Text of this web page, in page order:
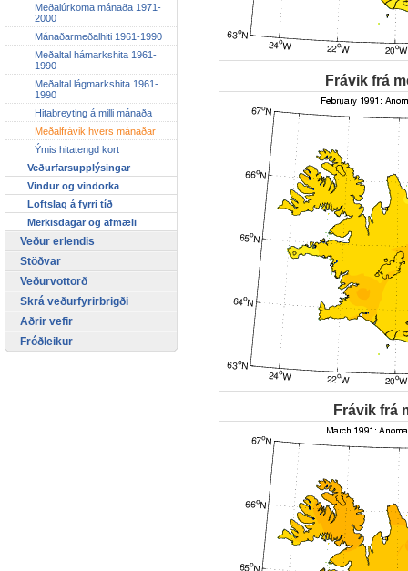
Frávik frá
Frávik frá
Meðalúrkoma mánaða 1971-
2000
Mánaðarmeðalhiti 1961-1990
Meðaltal hámarkshita 1961-
1990
Meðaltal lágmarkshita 1961-
1990
Hitabreyting á milli mánaða
Meðalfrávik hvers mánaðar
Ýmis hitatengd kort
Veðurfarsupplýsingar
Vindur og vindorka
Loftslag á fyrri tíð
Merkisdagar og afmæli
Veður erlendis
Stöðvar
Veðurvottorð
Skrá veðurfyrirbrigði
Aðrir vefir
Fróðleikur